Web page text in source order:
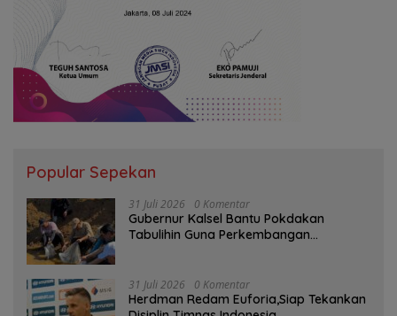
Popular Sepekan
31 Juli 2026 0 Komentar
Gubernur Kalsel Bantu Pokdakan
Tabulihin Guna Perkembangan
31 Juli 2026 0 Komentar
Herdman Redam Euforia,Siap Tekankan